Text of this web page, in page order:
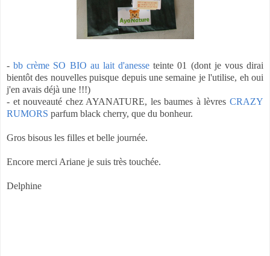
-bb crème SO BIO au lait d'anesse teinte 01 (dont je vous dirai
bientôt des nouvelles puisque depuis une semaine je l'utilise, eh oui
j'en avais déjà une !!!)
- et nouveauté chez AYANATURE, les baumes à lèvres CRAZY
RUMORS parfum black cherry, que du bonheur.
Gros bisous les filles et belle journée.
Encore merci Ariane je suis très touchée.
Delphine